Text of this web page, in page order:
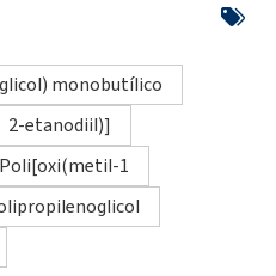
monobutílico
2-etanodiil)]
1